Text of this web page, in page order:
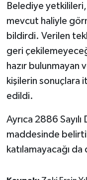
Belediye yetkilileri,
mevcut haliyle
bildirdi. Verilen
geri
hazır bulunmayan
kişilerin sonuçlara
edildi.
Ayrıca 2886
maddesinde
katılamayacağı